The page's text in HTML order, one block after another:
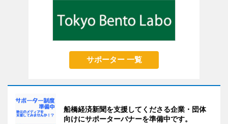
サポーター 一覧
船橋経済新聞を支援してくださる企業・団体
向けにサポーターバナーを準備中です。